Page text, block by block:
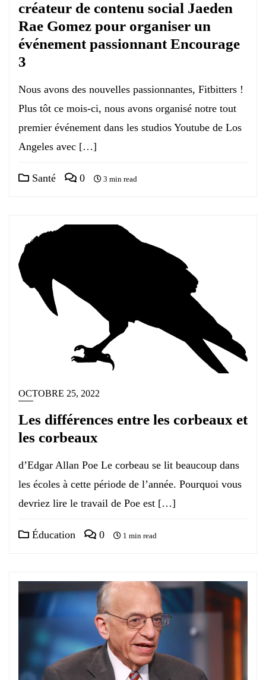
créateur de contenu social Jaeden
Rae Gomez pour organiser un
événement passionnant Encourage
3
Nous avons des nouvelles passionnantes, Fitbitters !
Plus tôt ce mois-ci, nous avons organisé notre tout
premier événement dans les studios Youtube de Los
Angeles avec […]
Santé 0 3 min read
OCTOBRE 25, 2022
Les différences entre les corbeaux et
les corbeaux
d’Edgar Allan Poe Le corbeau se lit beaucoup dans
les écoles à cette période de l’année. Pourquoi vous
devriez lire le travail de Poe est […]
Éducation 0 1 min read